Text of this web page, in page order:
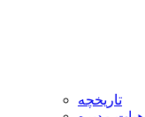
تاریخچه